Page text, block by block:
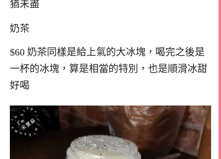
猶未盡
奶茶
$60 奶茶同樣是給上氣的大冰塊，喝完之後是
一杯的冰塊，算是相當的特別，也是順滑冰甜
好喝